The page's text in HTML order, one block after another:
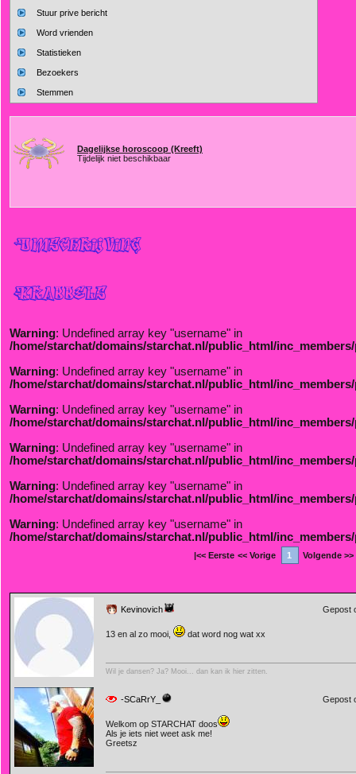
Stuur prive bericht
Word vrienden
Statistieken
Bezoekers
Stemmen
Dagelijkse horoscoop (Kreeft)
Tijdelijk niet beschikbaar
Warning: Undefined array key "username" in
/home/starchat/domains/starchat.nl/public_html/
Warning: Undefined array key "username" in
/home/starchat/domains/starchat.nl/public_html/
Warning: Undefined array key "username" in
/home/starchat/domains/starchat.nl/public_html/
Warning: Undefined array key "username" in
/home/starchat/domains/starchat.nl/public_html/
Warning: Undefined array key "username" in
/home/starchat/domains/starchat.nl/public_html/
Warning: Undefined array key "username" in
/home/starchat/domains/starchat.nl/public_html/
|<< Eerste << Vorige 1 Volgende >>
Kevinovich Gepost
13 en al zo mooi, dat word nog wat xx
Wil je dansen? Ja? Mooi... dan kan ik hier zitten.
-SCaRrY_ Gepost
Welkom op STARCHAT doos
Als je iets niet weet ask me!
Greetsz